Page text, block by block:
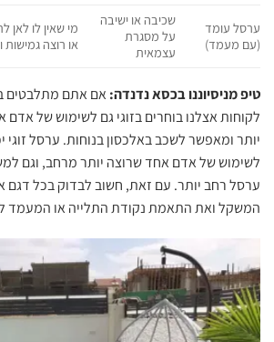
‏ערסל עומד
(עם מעמד)‏
‏שכיבה או ישיבה
על מסגרת
עצמאית‏
‏מי שאין לו לאן
או רוצה גמישות
טיפ מניסיוננו בכסא נדנדה: ‏‏אם אתם מתלבטים
לקוחות אצלנו בוחרים בזוגי גם לשימוש של
יותר ומאפשר לשכב באלכסון בנוחות. ערסל זוגי
לשימוש של אדם אחד שרוצה יותר מרחב, וגם
ערסל רחב יותר. עם זאת, חשוב לבדוק בכל דגם
המשקל ואת התאמת נקודת התלייה או המעמד